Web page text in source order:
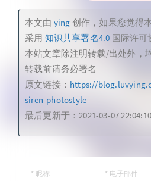
本文由 ying 创作，如果您觉得
采用 知识共享署名4.0 国际许可
本站文章除注明转载/出处外，
转载前请务必署名
原文链接： https://
siren-photostyle
最后更新于：2021-03-07 22:04:10